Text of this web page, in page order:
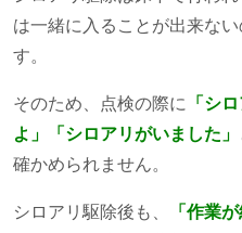
は一緒に入ることが出来な
す。
そのため、点検の際に
「シ
よ」「シロアリがいました」
確かめられません。
シロアリ駆除後も、 「作業